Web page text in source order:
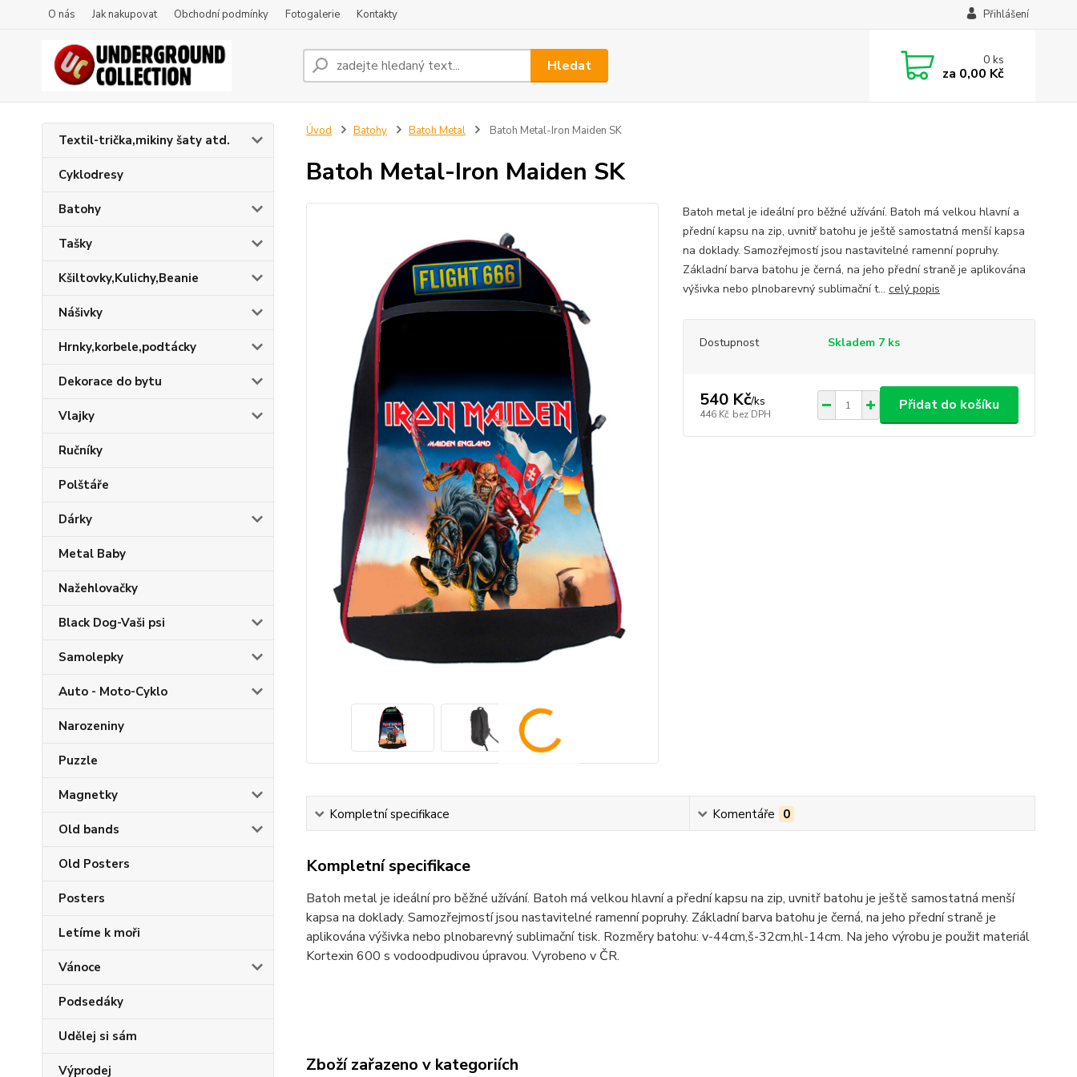
O nás Jak nakupovat Obchodní podmínky Fotogalerie Kontakty Přihlášení
Hledat 0ks
za 0,00 Kč
Textil-trička,mikiny šaty atd.
Cyklodresy
Batohy
Tašky
Kšiltovky,Kulichy,Beanie
Nášivky
Hrnky,korbele,podtácky
Dekorace do bytu
Vlajky
Ručníky
Polštáře
Dárky
Metal Baby
Nažehlovačky
Black Dog-Vaši psi
Samolepky
Auto - Moto-Cyklo
Narozeniny
Puzzle
Magnetky
Old bands
Old Posters
Posters
Letíme k moři
Vánoce
Podsedáky
Udělej si sám
Výprodej
Úvod Batohy Batoh Metal Batoh Metal-Iron Maiden SK
Batoh Metal-Iron Maiden SK
Batoh metal je ideální pro běžné užívání. Batoh má velkou hlavní a
přední kapsu na zip, uvnitř batohu je ještě samostatná menší kapsa
na doklady. Samozřejmostí jsou nastavitelné ramenní popruhy.
Základní barva batohu je černá, na jeho přední straně je aplikována
výšivka nebo plnobarevný sublimační t... celý popis
Dostupnost Skladem 7 ks
540 Kč/ks
446 Kč bez DPH
Přidat do košíku
Kompletní specifikace Komentáře 0
Kompletní specifikace
Batoh metal je ideální pro běžné užívání. Batoh má velkou hlavní a přední kapsu na zip, uvnitř batohu je ještě samostatná menší
kapsa na doklady. Samozřejmostí jsou nastavitelné ramenní popruhy. Základní barva batohu je černá, na jeho přední straně je
aplikována výšivka nebo plnobarevný sublimační tisk. Rozměry batohu: v-44cm,š-32cm,hl-14cm. Na jeho výrobu je použit materiál
Kortexin 600 s vodoodpudivou úpravou. Vyrobeno v ČR.
Zboží zařazeno v kategoriích